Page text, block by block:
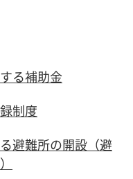
る補助金
制度
避難所の開設（避